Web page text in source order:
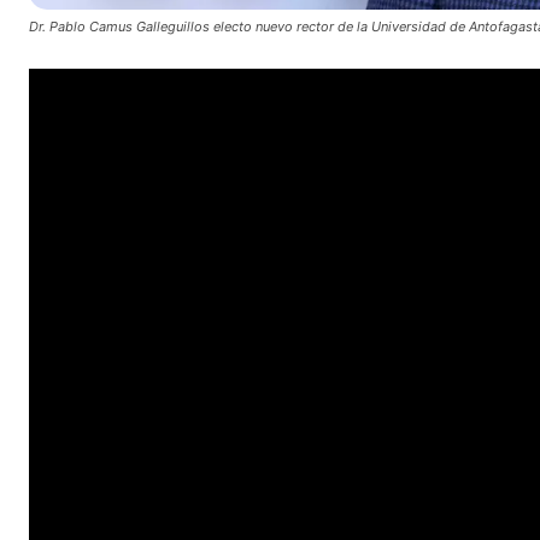
Dr. Pablo Camus Galleguillos electo nuevo rector de la Universidad de